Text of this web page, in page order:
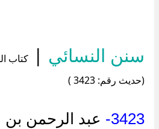
سنن النسائي |
كتاب
(حديث رقم: 3423 )
3423-
عبد الرحمن بن